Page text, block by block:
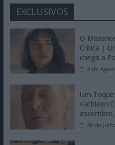
EXCLUSIVOS
O
Crítica |
chega a
3 de
Um
Kathleen
30 de